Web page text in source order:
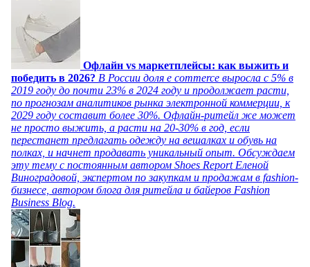
Офлайн vs маркетплейсы: как выжить и
победить в 2026? В России доля e commerce выросла с 5% в
2019 году до почти 23% в 2024 году и продолжает расти,
по прогнозам аналитиков рынка электронной коммерции, к
2029 году составит более 30%. Офлайн-ритейл же может
не просто выжить, а расти на 20-30% в год, если
перестанет предлагать одежду на вешалках и обувь на
полках, и начнет продавать уникальный опыт. Обсуждаем
эту тему с постоянным автором Shoes Report Еленой
Виноградовой, экспертом по закупкам и продажам в fashion-
бизнесе, автором блога для ритейла и байеров Fashion
Business Blog.